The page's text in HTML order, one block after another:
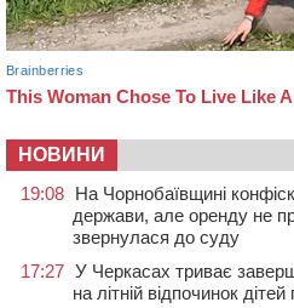
НОВИНИ
19:08 На Чорнобаївщині
держави, але оренду не
звернулася до суду
17:27 У Черкасах триває
на літній відпочинок дітей